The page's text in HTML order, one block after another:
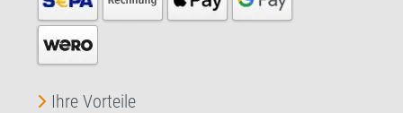
Ihre Vorteile